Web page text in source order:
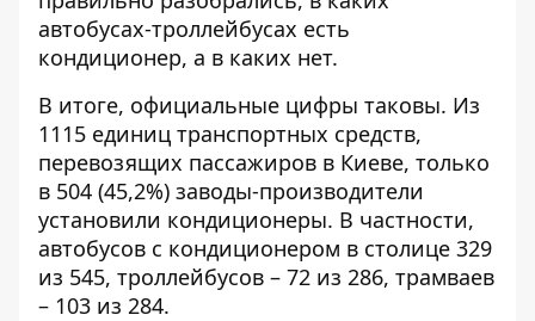
автобусах-троллейбусах есть
кондиционер, а в каких нет.
В итоге, официальные цифры таковы. Из
1115 единиц транспортных средств,
перевозящих пассажиров в Киеве, только
в 504 (45,2%) заводы-производители
установили кондиционеры. В частности,
автобусов с кондиционером в столице 329
из 545, троллейбусов – 72 из 286, трамваев
– 103 из 284.